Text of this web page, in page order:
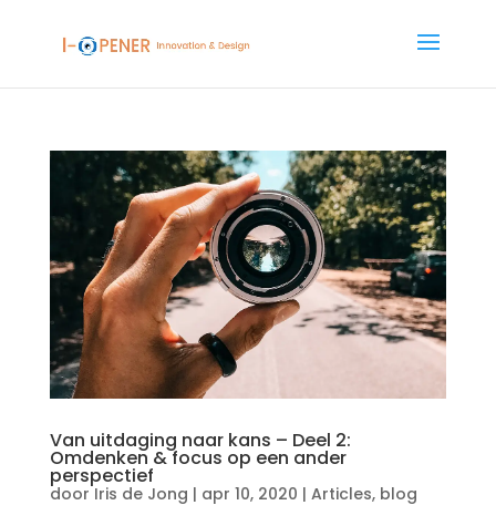
Van uitdaging naar kans – Deel 2:
Omdenken & focus op een ander
perspectief
doorIris de Jong | apr 10, 2020 | Articles, blog